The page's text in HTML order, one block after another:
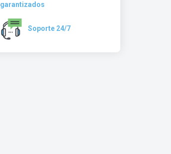
garantizados
Soporte 24/7